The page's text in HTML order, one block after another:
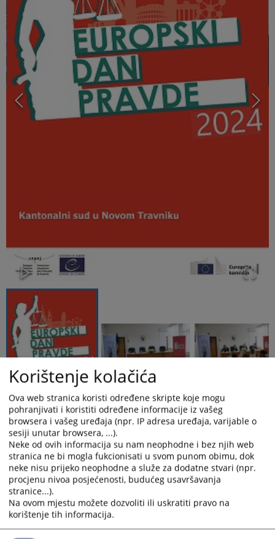
Kantonalni sud u Novom Travniku kao predstavnik Bosne i Hercegovine u
Europskoj mreži pilot sudova, dana 29. i 30.10.2024. godine obilježio je
Europski dan pravde sa sljedećima aktivnostima:
29.10.2024. godine -Dani otvorenih vrata suda
12.00 sati
Predavanje za učenike srednjih škola i studente pravnih
fakulteta
Korištenje kolačića
Ova web stranica koristi određene skripte koje mogu
pohranjivati i koristiti određene informacije iz vašeg
browsera i vašeg uređaja (npr. IP adresa uređaja, varijable o
sesiji unutar browsera, ...).
Neke od ovih informacija su nam neophodne i bez njih web
stranica ne bi mogla fukcionisati u svom punom obimu, dok
neke nisu prijeko neophodne a služe za dodatne stvari (npr.
procjenu nivoa posjećenosti, budućeg usavršavanja
stranice...).
Na ovom mjestu možete dozvoliti ili uskratiti pravo na
korištenje tih informacija.